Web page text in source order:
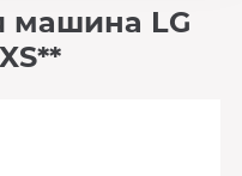
машина LG